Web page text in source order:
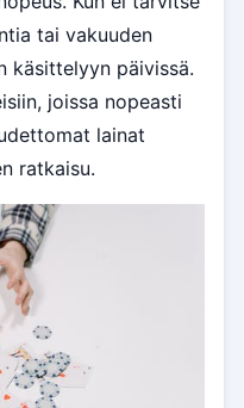
tai vakuuden
käsittelyyn päivissä.
joissa nopeasti
lainat
ratkaisu.